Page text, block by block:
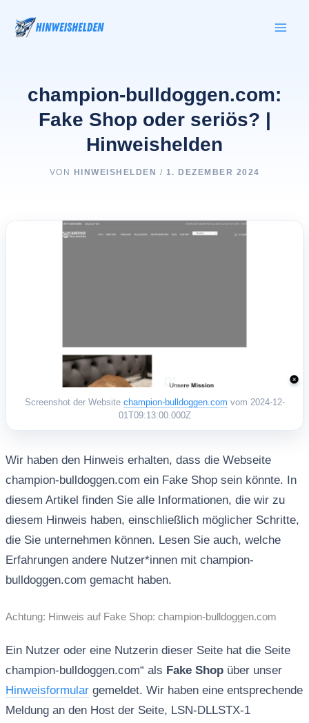
Inhalt
springen
champion-bulldoggen.com:
Fake Shop oder seriös? |
Hinweishelden
VON HINWEISHELDEN / 1. DEZEMBER 2024
Screenshot der Website champion-bulldoggen.com vom 2024-12-
01T09:13:00.000Z
Wir haben den Hinweis erhalten, dass die Webseite
champion-bulldoggen.com ein Fake Shop sein könnte. In
diesem Artikel finden Sie alle Informationen, die wir zu
diesem Hinweis haben, einschließlich möglicher Schritte,
die Sie unternehmen können. Lesen Sie auch, welche
Erfahrungen andere Nutzer*innen mit champion-
bulldoggen.com gemacht haben.
Achtung: Hinweis auf Fake Shop: champion-bulldoggen.com
Ein Nutzer oder eine Nutzerin dieser Seite hat die Seite
champion-bulldoggen.com“ als Fake Shopüber unser
Hinweisformulargemeldet. Wir haben eine entsprechende
Meldung an den Host der Seite, LSN-DLLSTX-1